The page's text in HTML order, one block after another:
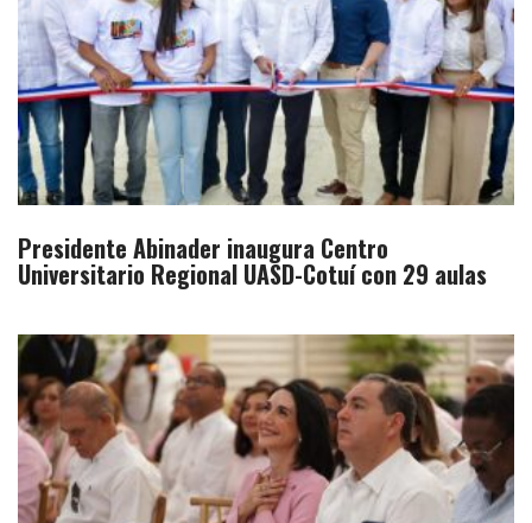
Presidente Abinader inaugura Centro
Universitario Regional UASD-Cotuí con 29 aulas